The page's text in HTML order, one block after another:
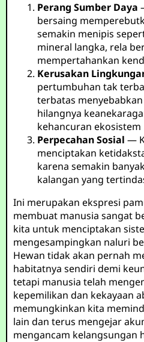
Perang Sumber Daya
bersaing
semakin menipis
mineral langka, rela
mempertahankan
Kerusakan
pertumbuhan tak
terbatas
hilangnya
kehancuran ekosistem
Perpecahan Sosial —
menciptakan
karena semakin
kalangan yang
Ini merupakan ekspresi
membuat manusia sangat
kita untuk menciptakan
mengesampingkan naluri
Hewan tidak akan pernah
habitatnya sendiri demi
tetapi manusia telah
kepemilikan dan kekayaan
memungkinkan kita
lain dan terus mengejar
mengancam kelangsungan